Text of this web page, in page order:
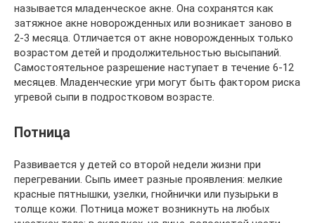
называется младенческое акне. Она сохранятся как
затяжное акне новорожденных или возникает заново в
2-3 месяца. Отличается от акне новорожденных только
возрастом детей и продолжительностью высыпаний.
Самостоятельное разрешение наступает в течение 6-12
месяцев. Младенческие угри могут быть фактором риска
угревой сыпи в подростковом возрасте.
Потница
Развивается у детей со второй недели жизни при
перегревании. Сыпь имеет разные проявления: мелкие
красные пятнышки, узелки, гнойнички или пузырьки в
толще кожи. Потница может возникнуть на любых